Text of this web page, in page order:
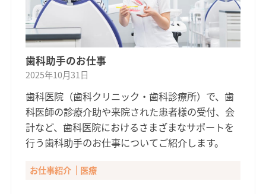
歯科助手のお仕事
2025年10月31日
歯科医院（歯科クリニック・歯科診療所）で、歯
科医師の診療介助や来院された患者様の受付、会
計など、歯科医院におけるさまざまなサポートを
行う歯科助手のお仕事についてご紹介します。
お仕事紹介 医療